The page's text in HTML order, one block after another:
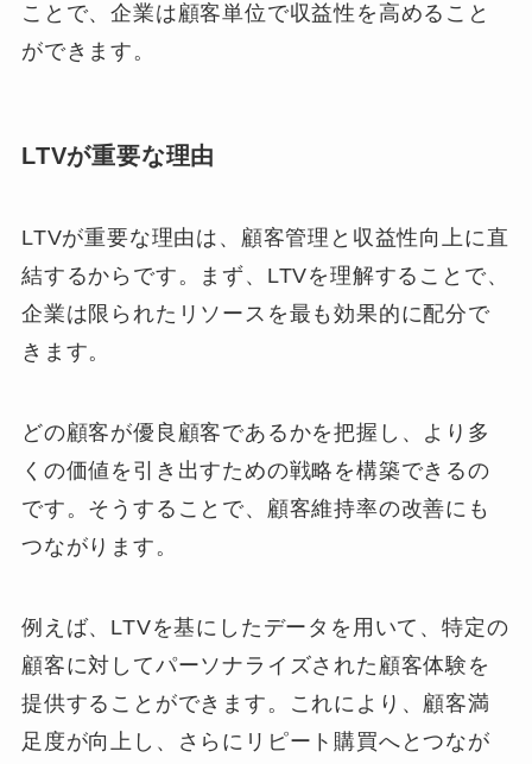
ことで、企業は顧客単位で収益性を高めること
ができます。
LTVが重要な理由
LTVが重要な理由は、顧客管理と収益性向上に直
結するからです。まず、LTVを理解することで、
企業は限られたリソースを最も効果的に配分で
きます。
どの顧客が優良顧客であるかを把握し、より多
くの価値を引き出すための戦略を構築できるの
です。そうすることで、顧客維持率の改善にも
つながります。
例えば、LTVを基にしたデータを用いて、特定の
顧客に対してパーソナライズされた顧客体験を
提供することができます。これにより、顧客満
足度が向上し、さらにリピート購買へとつなが